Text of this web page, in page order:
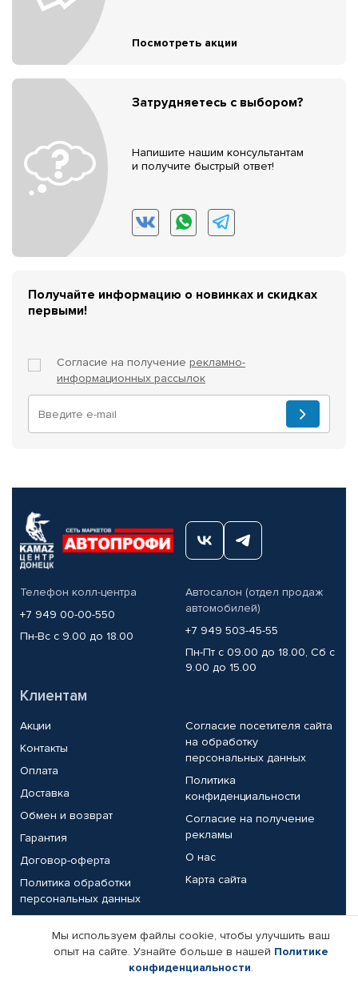
Посмотреть акции
Затрудняетесь с выбором?
Напишите нашим консультантам
и получите быстрый ответ!
Получайте информацию о новинках и скидках
первыми!
Согласие на получение рекламно-
информационных рассылок
Телефон колл-центра
+7 949 00-00-550
Пн-Вс с 9.00 до 18.00
Автосалон (отдел продаж
автомобилей)
+7 949 503-45-55
Пн-Пт с 09.00 до 18.00, Сб с
9.00 до 15.00
Клиентам
Акции
Контакты
Оплата
Доставка
Обмен и возврат
Гарантия
Договор-оферта
Политика обработки
персональных данных
Согласие посетителя сайта
на обработку
персональных данных
Политика
конфиденциальности
Согласие на получение
рекламы
О нас
Карта сайта
Партнерам
Корпоративным клиентам
Реквизиты компании
Мы используем файлы cookie, чтобы улучшить ваш
опыт на сайте. Узнайте больше в нашей Политике
конфиденциальности.